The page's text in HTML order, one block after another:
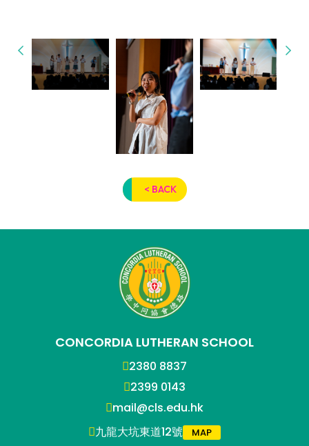
< BACK
CONCORDIA LUTHERAN SCHOOL
2380 8837
2399 0143
mail@cls.edu.hk
九龍大坑東道12號
MAP